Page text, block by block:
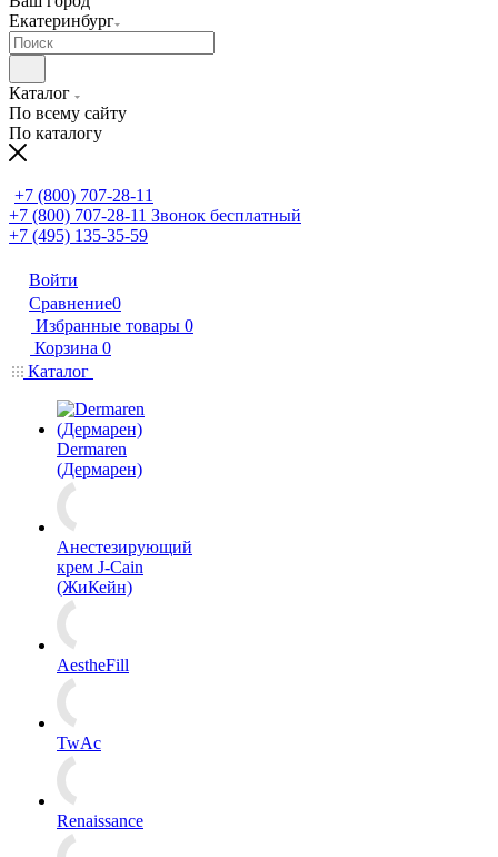
Екатеринбург
Каталог
По всему сайту
По каталогу
+7 (800) 707-28-11
+7 (800) 707-28-11 Звонок бесплатный
+7 (495) 135-35-59
Войти
Сравнение0
Избранные товары 0
Корзина 0
Каталог
Dermaren
(Дермарен)
Анестезирующий
крем J-Cain
(ЖиКейн)
AestheFill
TwAc
Renaissance